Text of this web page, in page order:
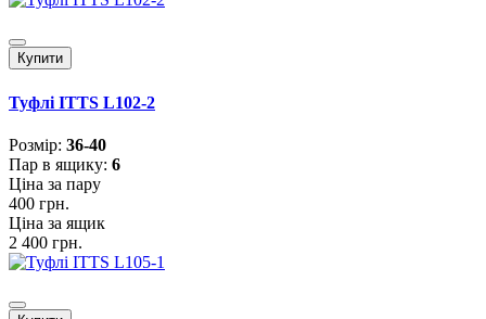
Купити
Туфлі ITTS L102-2
Розмiр: 36-40
Пар в ящику: 6
Ціна за пару
400 грн.
Ціна за ящик
2 400 грн.